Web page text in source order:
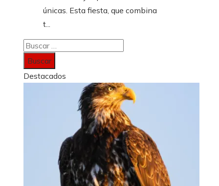
únicas. Esta fiesta, que combina
t...
Buscar:
Destacados